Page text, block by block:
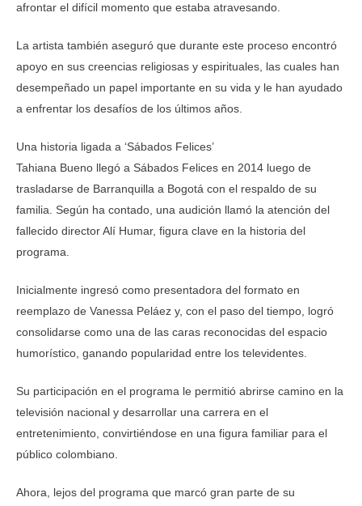
afrontar el difícil momento que estaba atravesando.
La artista también aseguró que durante este proceso encontró
apoyo en sus creencias religiosas y espirituales, las cuales han
desempeñado un papel importante en su vida y le han ayudado
a enfrentar los desafíos de los últimos años.
Una historia ligada a ‘Sábados Felices’
Tahiana Bueno llegó a Sábados Felices en 2014 luego de
trasladarse de Barranquilla a Bogotá con el respaldo de su
familia. Según ha contado, una audición llamó la atención del
fallecido director Alí Humar, figura clave en la historia del
programa.
Inicialmente ingresó como presentadora del formato en
reemplazo de Vanessa Peláez y, con el paso del tiempo, logró
consolidarse como una de las caras reconocidas del espacio
humorístico, ganando popularidad entre los televidentes.
Su participación en el programa le permitió abrirse camino en la
televisión nacional y desarrollar una carrera en el
entretenimiento, convirtiéndose en una figura familiar para el
público colombiano.
Ahora, lejos del programa que marcó gran parte de su